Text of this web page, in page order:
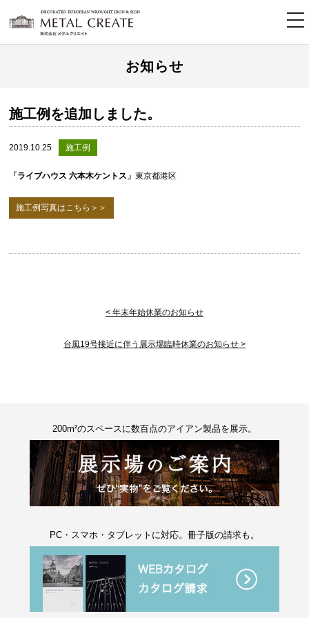
お知らせ
施工例を追加しました。
2019.10.25 施工例
「ライブハウス 六本木ケントス」東京都港区
施工例写真はこちら＞＞
< 年末年始休業のお知らせ
台風19号接近に伴う展示場臨時休業のお知らせ >
200m²のスペースに数百点のアイアン製品を展示。
PC・スマホ・タブレットに対応。冊子版の請求も。